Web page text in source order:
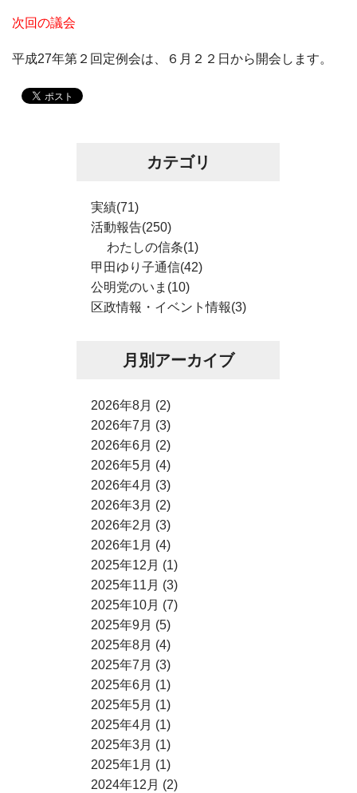
次回の議会
平成27年第２回定例会は、６月２２日から開会します。
カテゴリ
実績(71)
活動報告(250)
わたしの信条(1)
甲田ゆり子通信(42)
公明党のいま(10)
区政情報・イベント情報(3)
月別アーカイブ
2026年8月 (2)
2026年7月 (3)
2026年6月 (2)
2026年5月 (4)
2026年4月 (3)
2026年3月 (2)
2026年2月 (3)
2026年1月 (4)
2025年12月 (1)
2025年11月 (3)
2025年10月 (7)
2025年9月 (5)
2025年8月 (4)
2025年7月 (3)
2025年6月 (1)
2025年5月 (1)
2025年4月 (1)
2025年3月 (1)
2025年1月 (1)
2024年12月 (2)